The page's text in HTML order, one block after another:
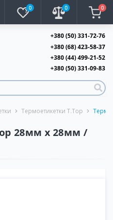
0 0 0
+380 (50) 331-72-76
+380 (68) 423-58-37
+380 (44) 499-21-52
+380 (50) 331-09-83
Термоетикетки T.Top
28мм х 28мм /